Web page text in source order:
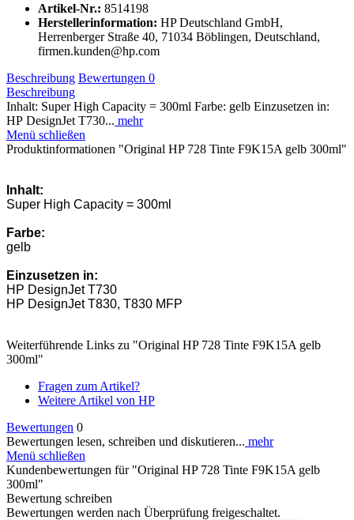
Artikel-Nr.: 8514198
Herstellerinformation: HP Deutschland GmbH,
Herrenberger Straße 40, 71034 Böblingen, Deutschland,
firmen.kunden@hp.com
Beschreibung Bewertungen 0
Beschreibung
Inhalt: Super High Capacity = 300ml Farbe: gelb Einzusetzen in:
HP DesignJet T730... mehr
Menü schließen
Produktinformationen "Original HP 728 Tinte F9K15A gelb 300ml"
Inhalt:
Super High Capacity = 300ml
Farbe:
gelb
Einzusetzen in:
HP DesignJet T730
HP DesignJet T830, T830 MFP
Weiterführende Links zu "Original HP 728 Tinte F9K15A gelb
300ml"
Fragen zum Artikel?
Weitere Artikel von HP
Bewertungen 0
Bewertungen lesen, schreiben und diskutieren... mehr
Menü schließen
Kundenbewertungen für "Original HP 728 Tinte F9K15A gelb
300ml"
Bewertung schreiben
Bewertungen werden nach Überprüfung freigeschaltet.